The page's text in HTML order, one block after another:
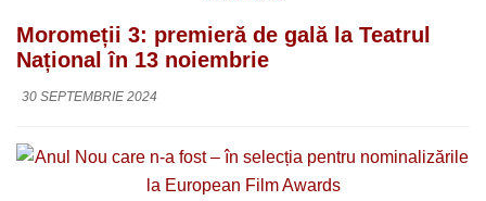
Moromeții 3: premieră de gală la Teatrul
Național în 13 noiembrie
30 SEPTEMBRIE 2024